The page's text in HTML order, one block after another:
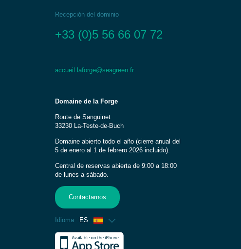
Recepción del dominio
+33 (0)5 56 66 07 72
accueil.laforge@seagreen.fr
Domaine de la Forge
Route de Sanguinet
33230 La-Teste-de-Buch
Domaine abierto todo el año (cierre anual del
5 de enero al 1 de febrero 2026 incluido).
Central de reservas abierta de 9:00 a 18:00
de lunes a sábado.
Contactarnos
Idioma ES
Francés